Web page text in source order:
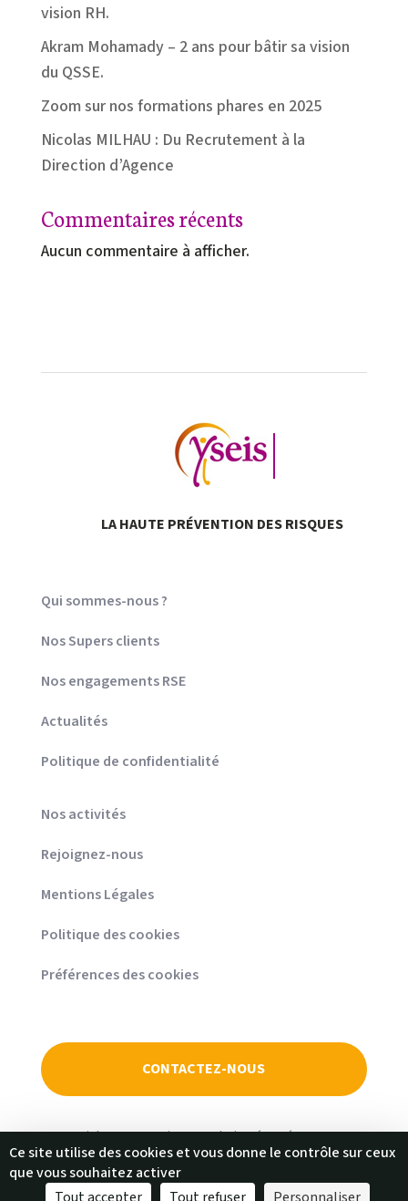
Ce site utilise des cookies et vous donne le contrôle sur ceux
que vous souhaitez activer
vision RH.
Akram Mohamady – 2 ans pour bâtir sa vision
du QSSE.
Zoom sur nos formations phares en 2025
Nicolas MILHAU : Du Recrutement à la
Direction d’Agence
Commentaires récents
Aucun commentaire à afficher.
LA HAUTE PRÉVENTION DES RISQUES
Qui sommes-nous ?
Nos Supers clients
Nos engagements RSE
Actualités
Politique de confidentialité
Nos activités
Rejoignez-nous
Mentions Légales
Politique des cookies
Préférences des cookies
CONTACTEZ-NOUS
© Copyright 2026 - Yseis - Tous droits réservés